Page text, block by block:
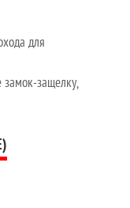
для
замок-защелку,